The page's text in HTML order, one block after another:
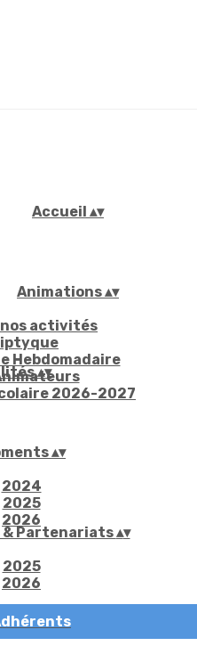
Accueil ▴▾
Animations▴▾
activités
Hebdomadaire
2026-2027
▴▾
▴▾
2024
2025
2026
& Partenariats▴▾
2025
2026